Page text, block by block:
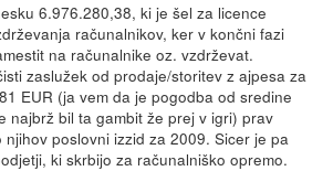
6.976.280,38, ki je šel za licence
računalnikov, ker v končni fazi
na računalnike oz. vzdrževat.
zaslužek od prodaje/storitev z ajpesa za
EUR (ja vem da je pogodba od sredine
najbrž bil ta gambit že prej v igri) prav
njihov poslovni izzid za 2009. Sicer je pa
ki skrbijo za računalniško opremo.